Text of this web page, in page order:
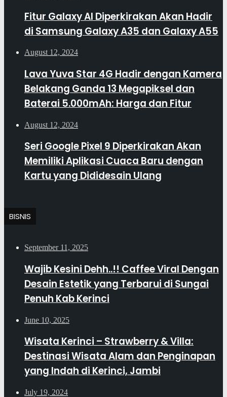
Fitur Galaxy AI Diperkirakan Akan Hadir
di Samsung Galaxy A35 dan Galaxy A55
August 12, 2024
Lava Yuva Star 4G Hadir dengan Kamera
Belakang Ganda 13 Megapiksel dan
Baterai 5.000mAh: Harga dan Fitur
August 12, 2024
Seri Google Pixel 9 Diperkirakan Akan
Memiliki Aplikasi Cuaca Baru dengan
Kartu yang Dididesain Ulang
BISNIS
September 11, 2025
Wajib Kesini Dehh..!! Caffee Viral Dengan
Desain Estetik yang Terbarui di Sungai
Penuh Kab Kerinci
June 10, 2025
Wisata Kerinci – Strawberry & Villa:
Destinasi Wisata Alam dan Penginapan
yang Indah di Kerinci, Jambi
July 19, 2024